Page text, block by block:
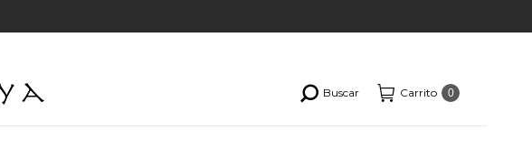
Buscar Carrito 0